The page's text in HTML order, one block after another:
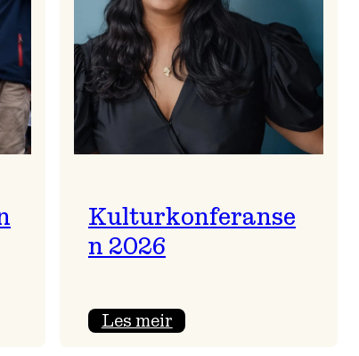
Kulturkonferanse
n 2026
Les meir: